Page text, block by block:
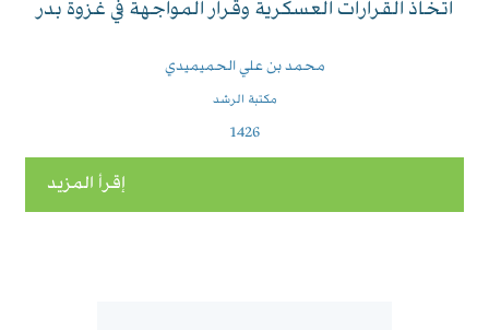
اتخاذ القرارات العسكرية وقرار المواجهة في غزوة بدر
محمد بن علي الحميميدي
مكتبة الرشد
1426
إقرأ المزيد